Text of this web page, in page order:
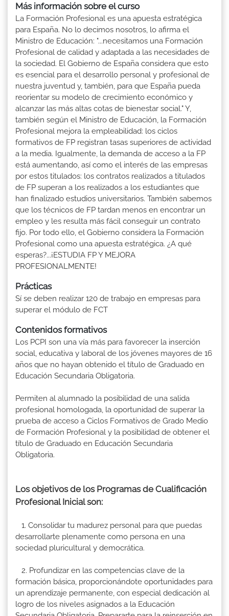
Más información sobre el curso
La Formación Profesional es una apuesta estratégica
para España. No lo decimos nosotros, lo afirma el
Ministro de Educación: "...necesitamos una Formación
Profesional de calidad y adaptada a las necesidades de
la sociedad. El Gobierno de España considera que esto
es esencial para el desarrollo personal y profesional de
nuestra juventud y, también, para que España pueda
reorientar su modelo de crecimiento económico y
alcanzar las más altas cotas de bienestar social." Y,
también según el Ministro de Educación, la Formación
Profesional mejora la empleabilidad: los ciclos
formativos de FP registran tasas superiores de actividad
a la media. Igualmente, la demanda de acceso a la FP
está aumentando, así como el interés de las empresas
por estos titulados: los contratos realizados a titulados
de FP superan a los realizados a los estudiantes que
han finalizado estudios universitarios. También sabemos
que los técnicos de FP tardan menos en encontrar un
empleo y les resulta más fácil conseguir un contrato
fijo. Por todo ello, el Gobierno considera la Formación
Profesional como una apuesta estratégica. ¿A qué
esperas?...¡ESTUDIA FP Y MEJORA
PROFESIONALMENTE!
Prácticas
Sí se deben realizar 120 de trabajo en empresas para
superar el módulo de FCT
Contenidos formativos
Los PCPI son una vía más para favorecer la inserción
social, educativa y laboral de los jóvenes mayores de 16
años que no hayan obtenido el título de Graduado en
Educación Secundaria Obligatoria.
Permiten al alumnado la posibilidad de una salida
profesional homologada, la oportunidad de superar la
prueba de acceso a Ciclos Formativos de Grado Medio
de Formación Profesional y la posibilidad de obtener el
título de Graduado en Educación Secundaria
Obligatoria.
Los objetivos de los Programas de Cualificación
Profesional Inicial son:
1. Consolidar tu madurez personal para que puedas
desarrollarte plenamente como persona en una
sociedad pluricultural y democrática.
2. Profundizar en las competencias clave de la
formación básica, proporcionándote oportunidades para
un aprendizaje permanente, con especial dedicación al
logro de los niveles asignados a la Educación